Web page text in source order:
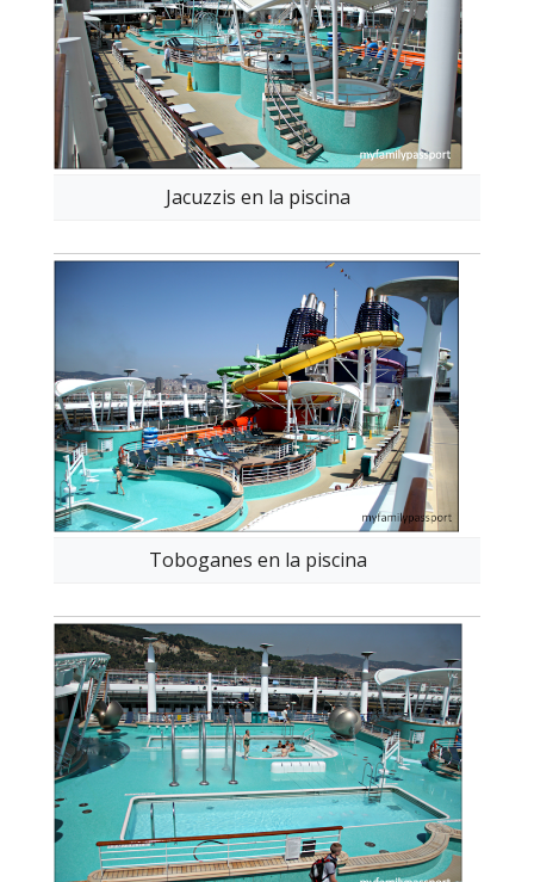
Jacuzzis en la piscina
Toboganes en la piscina